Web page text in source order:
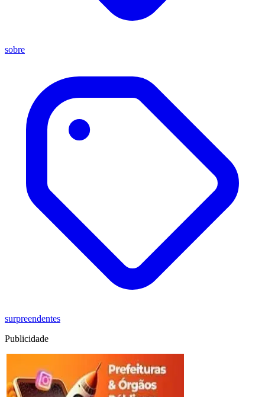
sobre
surpreendentes
Publicidade